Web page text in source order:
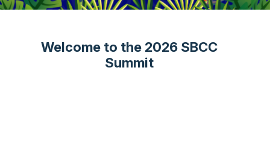
Welcome to the 2026 SBCC
Summit